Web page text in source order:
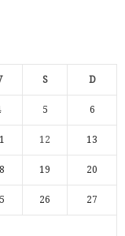
S D
5 6
12 13
19 20
26 27